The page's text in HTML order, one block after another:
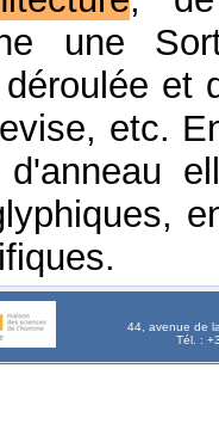
une
et
etc.
d'anneau
44, avenue de
Tél. :